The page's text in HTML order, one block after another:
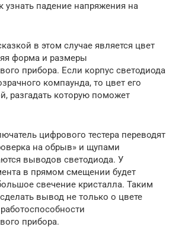
узнать падение напряжения на
в этом случае является цвет
форма и размеры
прибора. Если корпус светодиода
компаунда, то цвет его
разгадать которую поможет
цифрового тестера переводят
на обрыв» и щупами
выводов светодиода. У
в прямом смещении будет
свечение кристалла. Таким
вывод не только о цвете
прибора.